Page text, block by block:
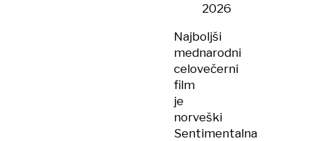
2026
Najboljši
mednarodni
celovečerni
film
je
norveški
Sentimentalna